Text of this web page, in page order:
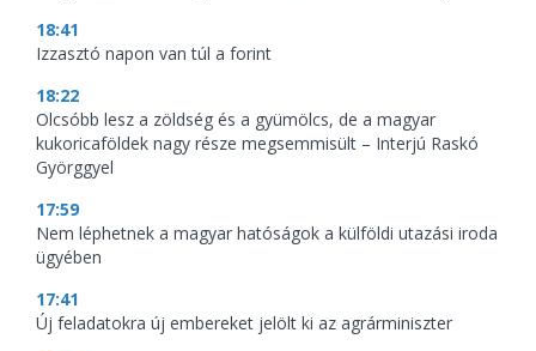
18:41
Izzasztó napon van túl a forint
18:22
Olcsóbb lesz a zöldség és a gyümölcs, de a magyar
kukoricaföldek nagy része megsemmisült – Interjú Raskó
Györggyel
17:59
Nem léphetnek a magyar hatóságok a külföldi utazási iroda
ügyében
17:41
Új feladatokra új embereket jelölt ki az agrárminiszter